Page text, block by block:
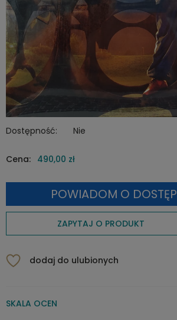
Dostępność: Nie
Cena: 490,00 zł
POWIADOM O
ZAPYTAJ O PRODUKT
dodaj do ulubionych
SKALA OCEN